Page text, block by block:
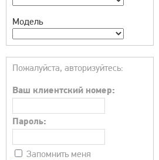
Модель
Пожалуйста, авторизуйтесь:
Ваш клиентский номер:
Пароль:
Запомнить меня